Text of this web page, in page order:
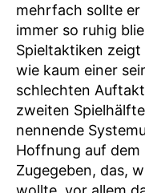
mehrfach sollte er
immer so ruhig
Spieltaktiken
wie kaum einer
schlechten
zweiten
nennende
Hoffnung auf dem
Zugegeben, das,